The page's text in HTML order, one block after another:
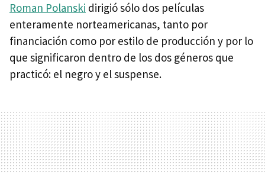
Roman Polanski dirigió sólo dos películas
enteramente norteamericanas, tanto por
financiación como por estilo de producción y por lo
que significaron dentro de los dos géneros que
practicó: el negro y el suspense.